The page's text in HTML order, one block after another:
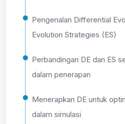
Pengenalan Differential
Evolution Strategies (ES)
Perbandingan DE dan ES
dalam penerapan
Menerapkan DE untuk
dalam simulasi